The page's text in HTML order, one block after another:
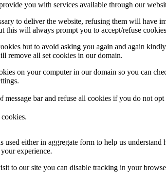
you with services available through our
to deliver the website, refusing them will
this will always prompt you to accept/refuse
but to avoid asking you again and again
remove all set cookies in our domain.
on your computer in our domain so you can
message bar and refuse all cookies if you do not
used either in aggregate form to help us
experience.
to our site you can disable tracking in your